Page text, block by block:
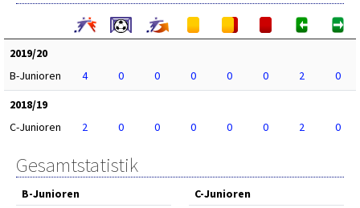
2019/20
B-Junioren
4 0 0 0 0 0 2
0
2018/19
C-Junioren
2 0 0 0 0 0 2 0
Gesamtstatistik
B-Junioren
C-Junioren